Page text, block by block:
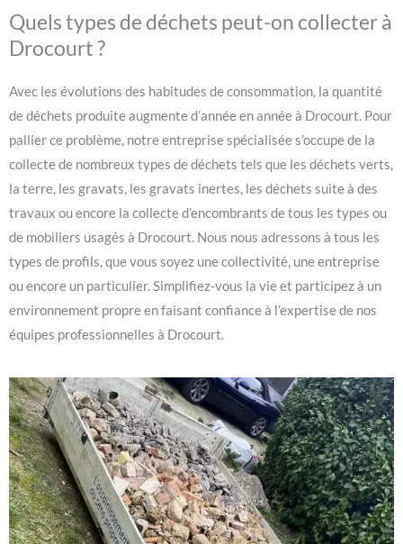
Quels types de déchets peut-on collecter à
Drocourt ?
Avec les évolutions des habitudes de consommation, la quantité
de déchets produite augmente d’année en année à Drocourt. Pour
pallier ce problème, notre entreprise spécialisée s’occupe de la
collecte de nombreux types de déchets tels que les déchets verts,
la terre, les gravats, les gravats inertes, les déchets suite à des
travaux ou encore la collecte d’encombrants de tous les types ou
de mobiliers usagés à Drocourt. Nous nous adressons à tous les
types de profils, que vous soyez une collectivité, une entreprise
ou encore un particulier. Simplifiez-vous la vie et participez à un
environnement propre en faisant confiance à l’expertise de nos
équipes professionnelles à Drocourt.